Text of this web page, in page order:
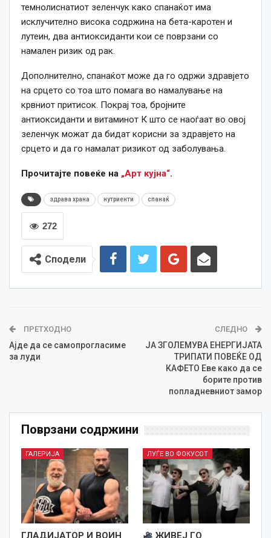
темнолиснатиот зеленчук како спанаќот има
исклучително висока содржина на бета-каротен и
лутеин, два антиоксиданти кои се поврзани со
намален ризик од рак.
Дополнително, спанаќот може да го одржи здравјето
на срцето со тоа што помага во намалување на
крвниот притисок. Покрај тоа, бројните
антиоксиданти и витаминот К што се наоѓаат во овој
зеленчук можат да бидат корисни за здравјето на
срцето и да го намалат ризикот од заболувања.
Прочитајте повеќе на „Арт кујна“.
здрава храна нутриенти спанаќ
272
Сподели
ПРЕТХОДНО
Ајде да се самопрогласиме
за луди
СЛЕДНО
ЈА ЗГОЛЕМУВА ЕНЕРГИЈАТА
ТРИПАТИ ПОВЕЌЕ ОД
КАФЕТО Еве како да се
борите против
попладневниот замор
Поврзани содржини
ГАЛЕРИЈА
ГЛАДИЈАТОР И ВОИН
ЛУЃЕ ВО ФОКУСОТ
ЖИВЕЈ ГО